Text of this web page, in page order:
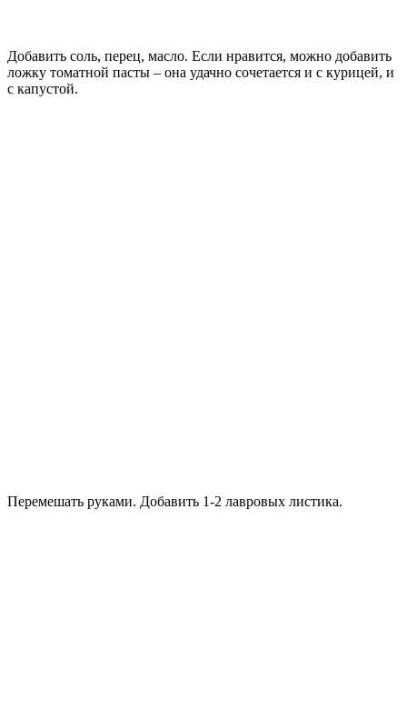
Добавить соль, перец, масло. Если нравится, можно добавить
ложку томатной пасты – она удачно сочетается и с курицей, и
с капустой.
Перемешать руками. Добавить 1-2 лавровых листика.